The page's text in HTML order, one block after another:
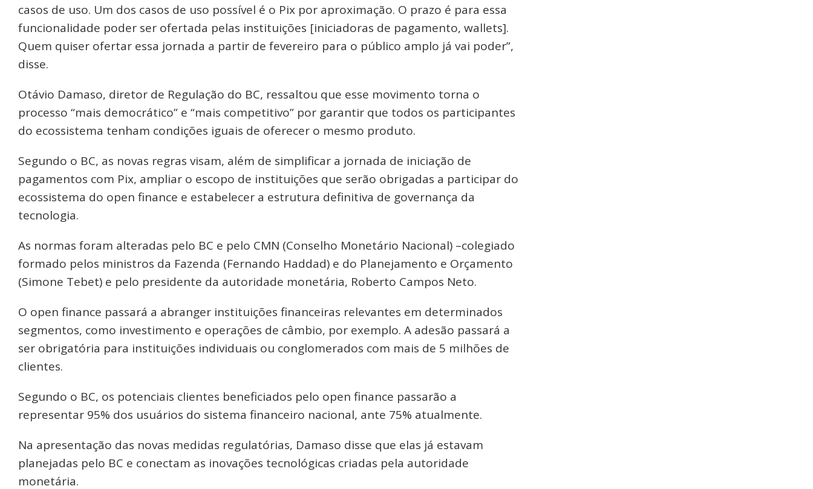
casos de uso. Um dos casos de uso possível é o Pix por aproximação. O prazo é para essa
funcionalidade poder ser ofertada pelas instituições [iniciadoras de pagamento, wallets].
Quem quiser ofertar essa jornada a partir de fevereiro para o público amplo já vai poder”,
disse.
Otávio Damaso, diretor de Regulação do BC, ressaltou que esse movimento torna o
processo “mais democrático” e “mais competitivo” por garantir que todos os participantes
do ecossistema tenham condições iguais de oferecer o mesmo produto.
Segundo o BC, as novas regras visam, além de simplificar a jornada de iniciação de
pagamentos com Pix, ampliar o escopo de instituições que serão obrigadas a participar do
ecossistema do open finance e estabelecer a estrutura definitiva de governança da
tecnologia.
As normas foram alteradas pelo BC e pelo CMN (Conselho Monetário Nacional) –colegiado
formado pelos ministros da Fazenda (Fernando Haddad) e do Planejamento e Orçamento
(Simone Tebet) e pelo presidente da autoridade monetária, Roberto Campos Neto.
O open finance passará a abranger instituições financeiras relevantes em determinados
segmentos, como investimento e operações de câmbio, por exemplo. A adesão passará a
ser obrigatória para instituições individuais ou conglomerados com mais de 5 milhões de
clientes.
Segundo o BC, os potenciais clientes beneficiados pelo open finance passarão a
representar 95% dos usuários do sistema financeiro nacional, ante 75% atualmente.
Na apresentação das novas medidas regulatórias, Damaso disse que elas já estavam
planejadas pelo BC e conectam as inovações tecnológicas criadas pela autoridade
monetária.